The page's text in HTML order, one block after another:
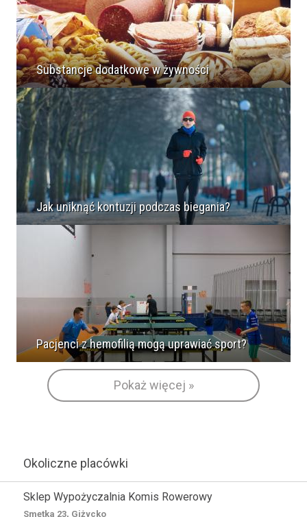
Substancje dodatkowe w żywności
Jak uniknąć kontuzji podczas biegania?
Pacjenci z hemofilią mogą uprawiać sport?
Pokaż więcej »
Okoliczne placówki
Sklep Wypożyczalnia Komis Rowerowy
Smętka 23, Giżycko